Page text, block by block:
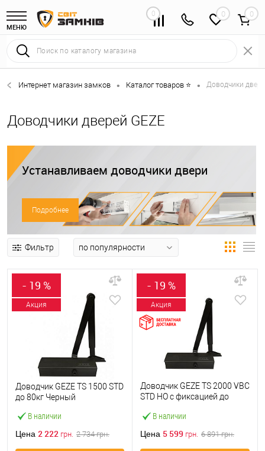
МЕНЮ
0 0
Интернет магазин замков • Каталог товаров ⭐ • Доводчики
Доводчики дверей GEZE
Устанавливаем доводчики двери
Подробнее
Фильтр
- 19 %
Акция
В наличии
Доводчик GEZE TS 1500 STD
до 80кг Черный
Цена 2 222 грн. 2 734грн.
- 19 %
Акция
В наличии
Доводчик GEZE TS 2000 VBC
STD HO с фиксацией до
Цена 5 599 грн. 6 891грн.